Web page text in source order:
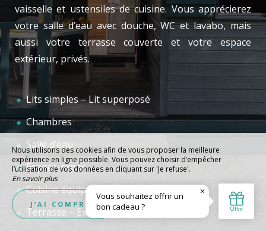
vaisselle et ustensiles de cuisine. Vous apprécierez
votre salle d’eau avec douche, WC et lavabo, mais
aussi votre terrasse couverte et votre espace
extérieur, privés.
Lits simples – Lit superposé
Chambres
Salle d’eau
Espace-repas
Cuisine équipée
Terrasse – Extérieur
Nous utilisons des cookies afin de vous proposer la meilleure
expérience en ligne possible. Vous pouvez choisir d’empêcher
l’utilisation de vos données en cliquant sur 'Je refuse'.
En savoir plus
J’AI COMPRIS Je refuse